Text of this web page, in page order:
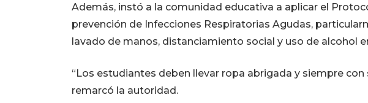
Además, instó a la comunidad educativa a aplicar el
prevención de Infecciones Respiratorias Agudas,
lavado de manos, distanciamiento social y uso de alcohol
“Los estudiantes deben llevar ropa abrigada y siempre con
remarcó la autoridad.